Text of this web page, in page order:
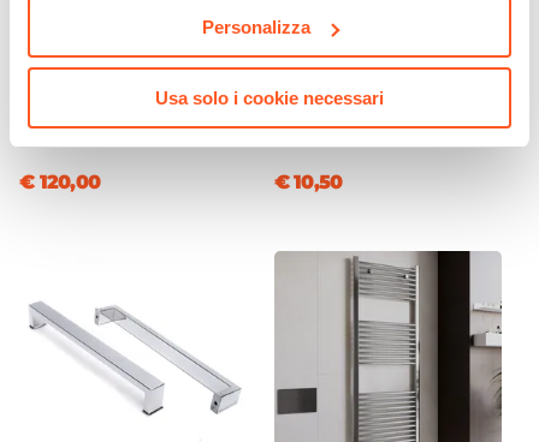
Personalizza
Usa solo i cookie necessari
CODICE:
42 cm cromo - Aqua
€ 120,00
cromo con ganci a muro e
ventosa
€ 10,50